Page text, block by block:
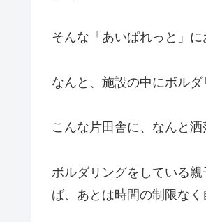
そんな「あいぱれっと」
なんと、施設の中にボル
こんな片田舎に、なんと
ボルダリングをしている
ば、あとは時間の制限なく